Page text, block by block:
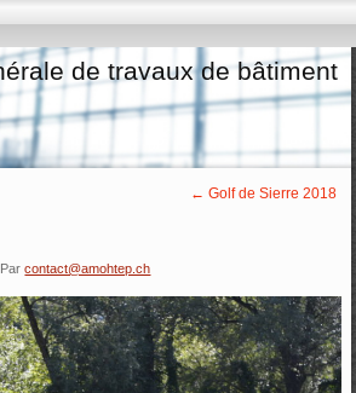
de travaux de bâtiment
← Golf de Sierre 2018
Par contact@amohtep.ch